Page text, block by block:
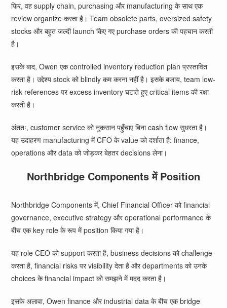
फिर, वह supply chain, purchasing और manufacturing के साथ एक
review organize करता है। Team obsolete parts, oversized safety
stocks और बहुत जल्दी launch किए गए purchase orders की पहचान करती
है।
इसके बाद, Owen एक controlled inventory reduction plan प्रस्तावित
करता है। उद्देश्य stock को blindly कम करना नहीं है। इसके बजाय, team low-
risk references पर excess inventory घटाते हुए critical items की रक्षा
करती है।
अंततः, customer service को नुकसान पहुँचाए बिना cash flow सुधरता है।
यह उदाहरण manufacturing में CFO के value को दर्शाता है: finance,
operations और data को जोड़कर बेहतर decisions लेना।
Northbridge Components में Position
Northbridge Components में, Chief Financial Officer को financial
governance, executive strategy और operational performance के
बीच एक key role के रूप में position किया गया है।
यह role CEO को support करता है, business decisions को challenge
करता है, financial risks पर visibility देता है और departments को उनके
choices के financial impact को समझने में मदद करता है।
इसके अलावा, Owen finance और industrial data के बीच एक bridge